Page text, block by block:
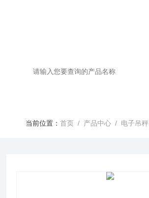
当前位置：首页 / 产品中心 / 电子吊秤